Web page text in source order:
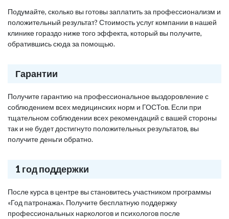
Подумайте, сколько вы готовы заплатить за профессионализм и
положительный результат? Стоимость услуг компании в нашей
клинике гораздо ниже того эффекта, который вы получите,
обратившись сюда за помощью.
Гарантии
Получите гарантию на профессиональное выздоровление с
соблюдением всех медицинских норм и ГОСТов. Если при
тщательном соблюдении всех рекомендаций с вашей стороны
так и не будет достигнуто положительных результатов, вы
получите деньги обратно.
1 год поддержки
После курса в центре вы становитесь участником программы
«Год патронажа». Получите бесплатную поддержку
профессиональных наркологов и психологов после